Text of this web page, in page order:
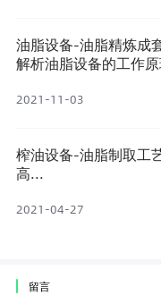
油脂设备-油脂精炼成
解析油脂设备的工作
2021-11-03
榨油设备-油脂制取工
高...
2021-04-27
留言